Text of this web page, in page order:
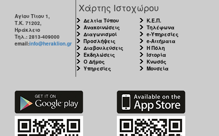
Αγίου Τίτου 1,
Τ.Κ. 71202,
Ηράκλειο
Τηλ.: 2813-409000
email:info@heraklion.gr
Χάρτης Ιστοχώρου
Δελτία Τύπου
Ανακοινώσεις
Διαγωνισμοί
Προσλήψεις
Διαβουλεύσεις
Εκδηλώσεις
Ο Δήμος
Υπηρεσίες
Κ.Ε.Π.
Τηλέφωνα
e-Υπηρεσίες
e-Αιτήματα
Η Πόλη
Ιστορία
Κνωσός
Μουσεία